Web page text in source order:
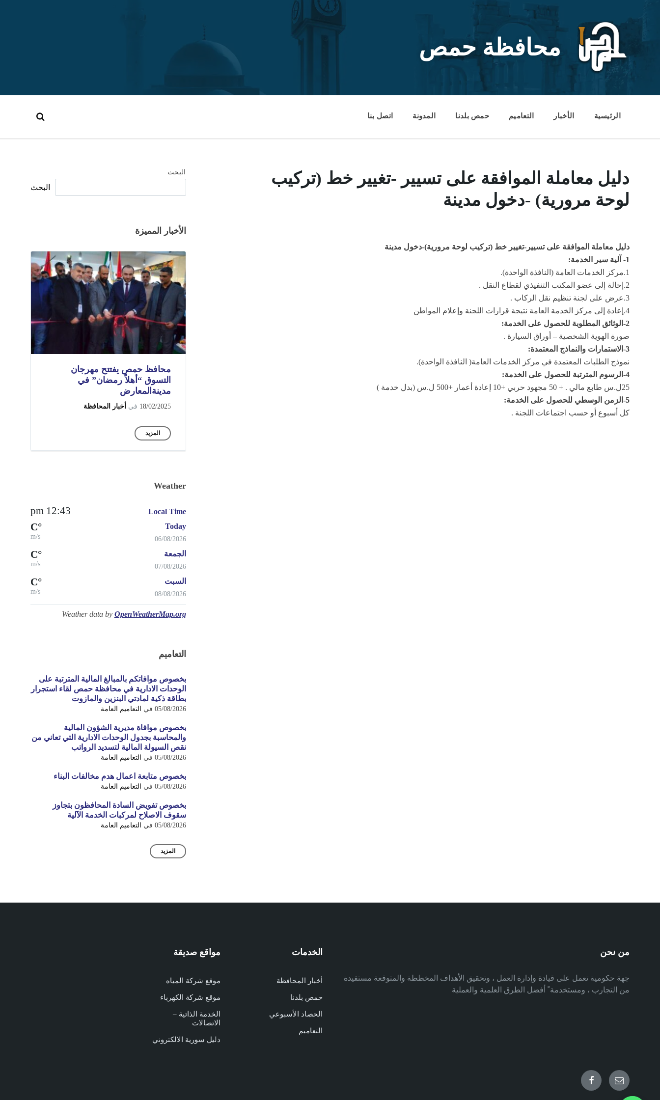
content
محافظة حمص
الرئيسية الأخبار التعاميم حمص بلدنا المدونة اتصل بنا
دليل معاملة الموافقة على تسيير -تغيير خط (تركيب
لوحة مرورية) -دخول مدينة
دليل معاملة الموافقة على تسيير-تغيير خط (تركيب لوحة مرورية)-دخول مدينة
1- آلية سير الخدمة:
1.مركز الخدمات العامة (النافذة الواحدة).
2.إحالة إلى عضو المكتب التنفيذي لقطاع النقل .
3.عرض على لجنة تنظيم نقل الركاب .
4.إعادة إلى مركز الخدمة العامة نتيجة قرارات اللجنة وإعلام المواطن
2-الوثائق المطلوبة للحصول على الخدمة:
صورة الهوية الشخصية – أوراق السيارة .
3-الاستمارات والنماذج المعتمدة:
نموذج الطلبات المعتمدة في مركز الخدمات العامة( النافذة الواحدة).
4-الرسوم المترتبة للحصول على الخدمة:
25ل.س طابع مالي . + 50 مجهود حربي +10 إعادة أعمار +500 ل.س (بدل خدمة )
5-الزمن الوسطي للحصول على الخدمة:
كل أسبوع أو حسب اجتماعات اللجنة .
البحث
البحث
الأخبار المميزة
محافظ حمص يفتتح مهرجان
التسوق “أهلاً رمضان” في
مدينةالمعارض
18/02/2025 في أخبار المحافظة
المزيد
Weather
Local Time
12:43 pm
Today
06/08/2026
°C
m/s
الجمعة
07/08/2026
°C
m/s
السبت
08/08/2026
°C
m/s
Weather data by OpenWeatherMap.org
التعاميم
بخصوص موافاتكم بالمبالغ المالية المترتبة على
الوحدات الادارية في محافظة حمص لقاء استجرار
بطاقة ذكية لمادتي البنزين والمازوت
05/08/2026 في التعاميم العامة
بخصوص موافاة مديرية الشؤون المالية
والمحاسبة بجدول الوحدات الادارية التي تعاني من
نقص السيولة المالية لتسديد الرواتب
05/08/2026 في التعاميم العامة
بخصوص متابعة اعمال هدم مخالفات البناء
05/08/2026 في التعاميم العامة
بخصوص تفويض السادة المحافظون بتجاوز
سقوف الاصلاح لمركبات الخدمة الآلية
05/08/2026 في التعاميم العامة
المزيد
من نحن
جهة حكومية تعمل على قيادة وإدارة العمل ، وتحقيق الأهداف المخططة والمتوقعة مستفيدة
من التجارب ، ومستخدمة ً أفضل الطرق العلمية والعملية
الخدمات
أخبار المحافظة
حمص بلدنا
الحصاد الأسبوعي
التعاميم
مواقع صديقة
موقع شركة المياه
موقع شركة الكهرباء
الخدمة الذاتية –
الاتصالات
دليل سورية الالكتروني
Email
Facebook